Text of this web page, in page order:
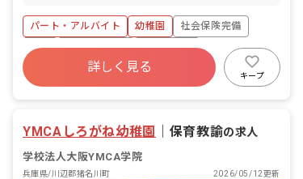
マイカー通勤可（無料駐車場あり）
パート・アルバイト 幼稚園
社会保険完備
有給
福利厚生充実
残業少なめ
産休育休制度
車通勤可
詳しく見る
キープ
YMCAしろがね幼稚園 保育教諭の求人
学校法人大阪YMCA学院
兵庫県/川辺郡猪名川町 2026/05/12更新